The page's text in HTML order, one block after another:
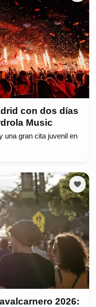
con dos días
Music
una gran cita juvenil en
2026: